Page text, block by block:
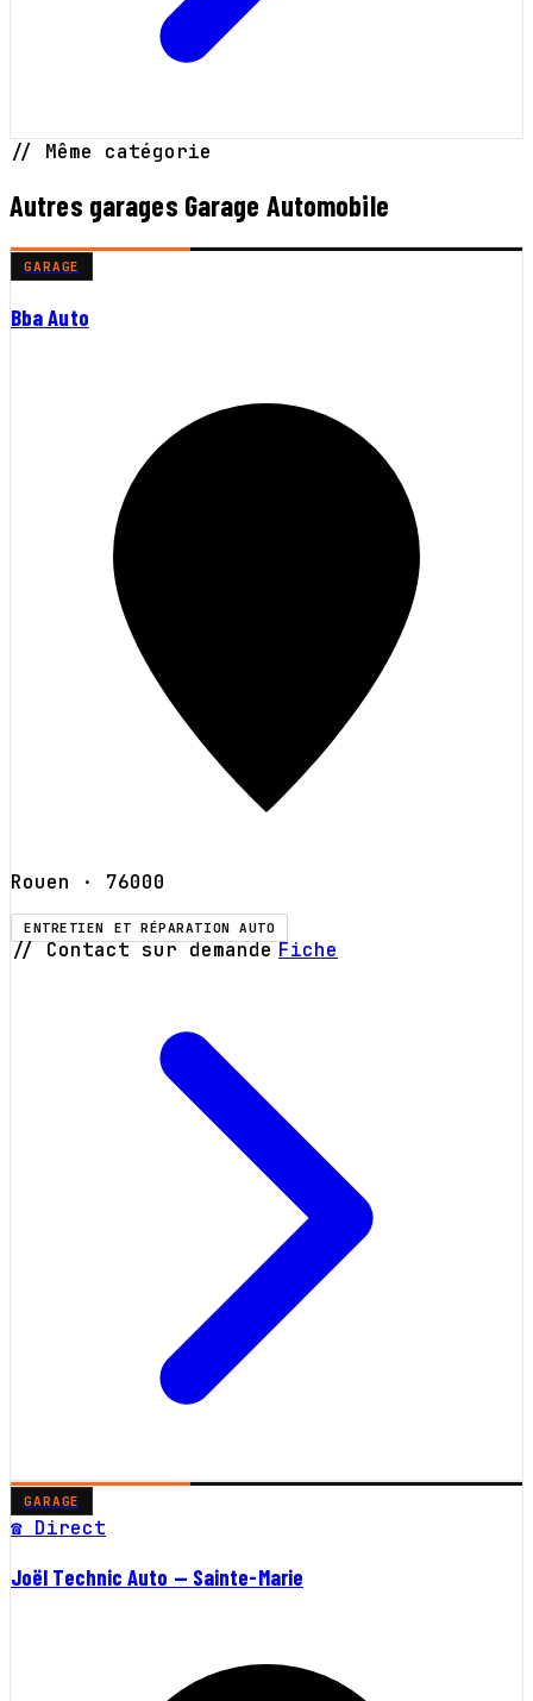
// Même catégorie
Autres garages Garage Automobile
GARAGE
Bba Auto
Rouen · 76000
ENTRETIEN ET RÉPARATION AUTO
// Contact sur demande Fiche
GARAGE
☎ Direct
Joël Technic Auto — Sainte-Marie